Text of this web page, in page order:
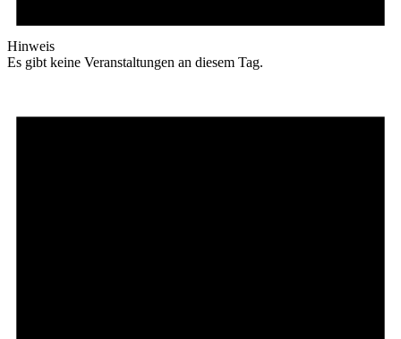
Hinweis
Es gibt keine Veranstaltungen an diesem Tag.